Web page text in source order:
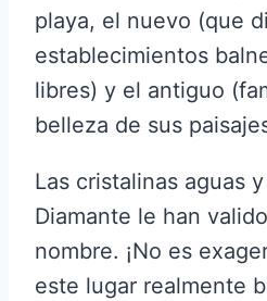
playa, el nuevo (que
establecimientos
libres) y el antiguo
belleza de sus
Las cristalinas aguas
Diamante le han
nombre. ¡No es
este lugar realmente